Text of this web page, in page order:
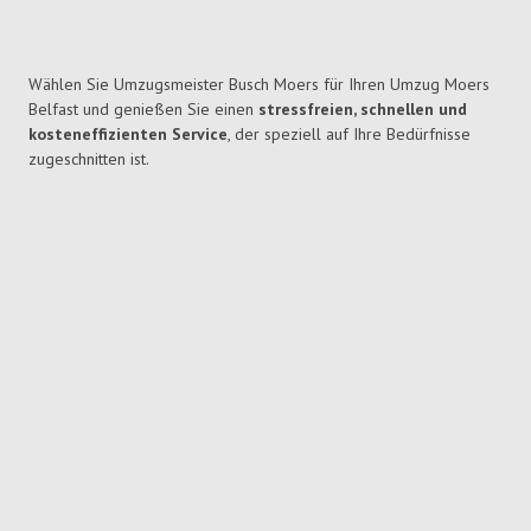
Wählen Sie Umzugsmeister Busch Moers für Ihren Umzug Moers
Belfast und genießen Sie einen stressfreien, schnellen und
kosteneffizienten Service, der speziell auf Ihre Bedürfnisse
zugeschnitten ist.